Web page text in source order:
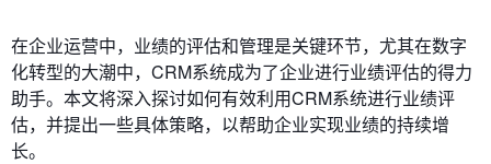
在企业运营中，业绩的评估和管理是关键环节，尤其在数字
化转型的大潮中，CRM系统成为了企业进行业绩评估的得力
助手。本文将深入探讨如何有效利用CRM系统进行业绩评
估，并提出一些具体策略，以帮助企业实现业绩的持续增
长。